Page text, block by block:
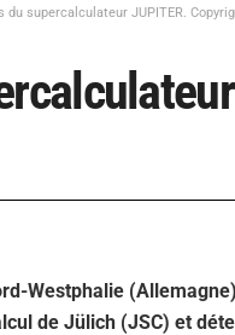
du supercalculateur JUPITER.
Westphalie
de Jülich (JSC) et